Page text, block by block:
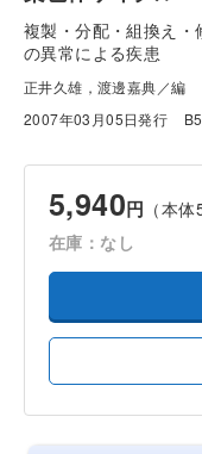
複製・分配・組換え
の異常による疾患
正井久雄，渡邊嘉典／編
2007年03月05日発行
5,940円 （本
在庫：なし